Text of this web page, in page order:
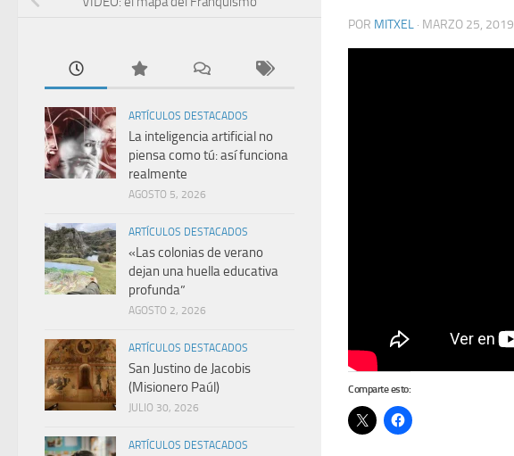
POR MITXEL · MARZO 25, 2019
Comparte esto:
ARTÍCULOS DESTACADOS
La inteligencia artificial no
piensa como tú: así funciona
realmente
AGOSTO 5, 2026
ARTÍCULOS DESTACADOS
«Las colonias de verano
dejan una huella educativa
profunda”
AGOSTO 2, 2026
ARTÍCULOS DESTACADOS
San Justino de Jacobis
(Misionero Paúl)
JULIO 30, 2026
ARTÍCULOS DESTACADOS